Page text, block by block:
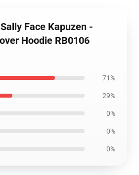
Face Kapuzen -
Hoodie RB0106
71%
29%
0%
0%
0%